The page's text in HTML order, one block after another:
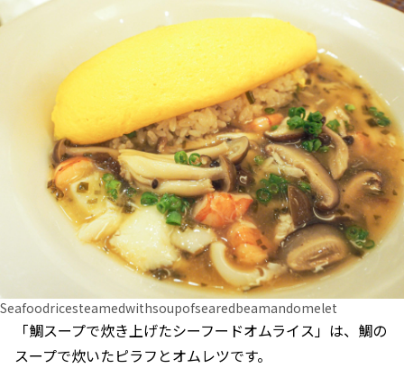
Seafoodricesteamedwithsoupofsearedbeamandomelet
「鯛スープで炊き上げたシーフードオムライス」は、鯛の
スープで炊いたピラフとオムレツです。